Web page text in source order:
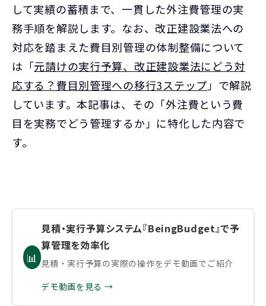
して実績の蓄積まで、一貫した外注費管理の実
務手順を解説します。なお、改正建設業法への
対応を踏まえた費目別管理の体制整備について
は「元請けの実行予算、改正建設業法にどう対
応する？費目別管理への移行3ステップ 」で解説
しています。本記事は、その「外注費という費
目を実務でどう管理するか」に特化した内容で
す。
📊
見積・実行予算システム『BeingBudget』で予
算管理を効率化
見積・実行予算の実際の操作をデモ動画でご紹介
デモ動画を見る →